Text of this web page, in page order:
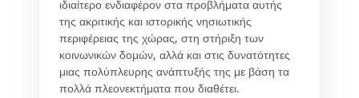
ιδιαίτερο ενδιαφέρον στα προβλήματα αυτής
της ακριτικής και ιστορικής νησιωτικής
περιφέρειας της χώρας, στη στήριξη των
κοινωνικών δομών, αλλά και στις δυνατότητες
μιας πολύπλευρης ανάπτυξής της με βάση τα
πολλά πλεονεκτήματα που διαθέτει.